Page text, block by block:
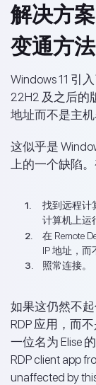
解决方
变通方法
Windows 11 引
22H2 及之后的
地址而不是主
这似乎是
上的一个缺陷
找到远程计
计算机上运
在 Remote
IP 地址，而
照常连接。
如果这仍然不
RDP 应用，而不
一位名为 Elise
RDP client app
unaffected by